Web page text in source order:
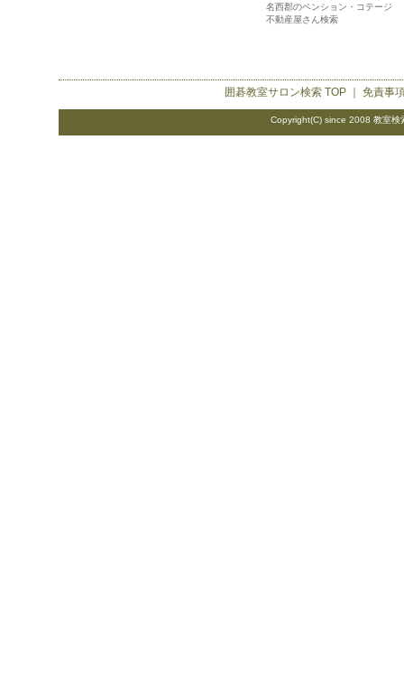
名西郡のペンション・コテージ
不動産屋さん検索
囲碁教室サロン検索TOP ｜ 免責事
Copyright(C) since 2008 教室検